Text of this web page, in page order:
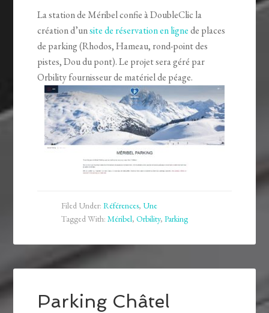
La station de Méribel confie à DoubleClic la
création d’unsite de réservation en lignede places
de parking (Rhodos, Hameau, rond-point des
pistes, Dou du pont). Le projet sera géré par
Orbility fournisseur de matériel de péage.
Filed Under:Références, Une
Tagged With:Méribel,Orbility,Parking
Parking Châtel